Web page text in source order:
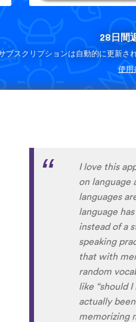
28日間
ブスクリプションは自動的に更新さ
使用
Although I
far. I have
to navigate
When
the phrase
sometimes
Although it
own voice
to hear it
comparison
and look